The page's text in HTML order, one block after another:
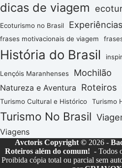
dicas de viagem
Ecoturismo no Brasil Experiências
frases motivacionais de viagem
História do Brasil
Lençóis Maranhenses Mochilão
Natureza e Aventura Roteiros
Turismo Cultural e Histórico Turismo
Turismo No Brasil
Viagens
Avctoris Copyright ©2026 -
Roteiros além do comum! - Todos
Proibida cópia total ou parcial sem